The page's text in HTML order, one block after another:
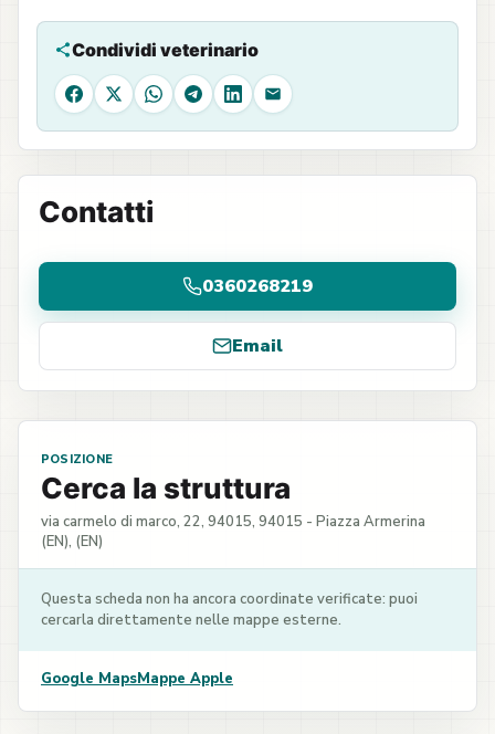
Condividi veterinario
Facebook
X WhatsAppTelegram
LinkedIn
Email
Contatti
0360268219
Email
POSIZIONE
Cerca la struttura
via carmelo di marco, 22, 94015, 94015 - Piazza Armerina
(EN), (EN)
Questa scheda non ha ancora coordinate verificate: puoi
cercarla direttamente nelle mappe esterne.
Google MapsMappe Apple